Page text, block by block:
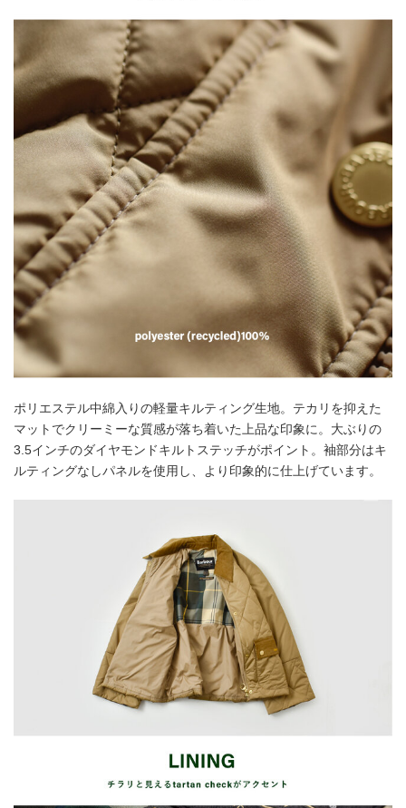
ポリエステル中綿入りの軽量キルティング生地。テカリを抑えた
マットでクリーミーな質感が落ち着いた上品な印象に。大ぶりの
3.5インチのダイヤモンドキルトステッチがポイント。袖部分はキ
ルティングなしパネルを使用し、より印象的に仕上げています。